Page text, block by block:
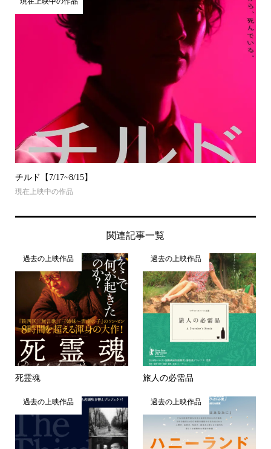
チルド【7/17~8/15】
現在上映中の作品
関連記事一覧
過去の上映作品
死霊魂
過去の上映作品
旅人の必需品
過去の上映作品 過去の上映作品